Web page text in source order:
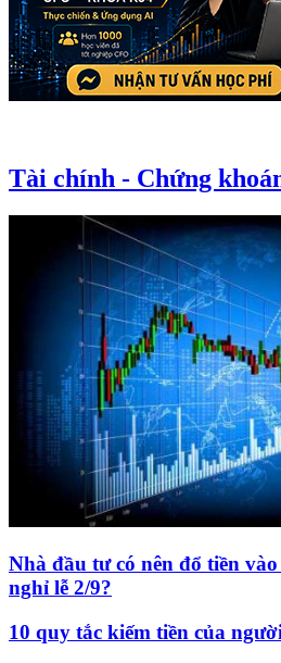
Tài chính - Chứng
Nhà đầu tư có nên đổ tiền
nghỉ lễ 2/9?
10 quy tắc kiếm tiền của